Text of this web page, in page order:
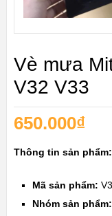
Vè mưa
V32 V33
650.000₫
Thông tin sản phẩm:
Mã sản phẩm:
Nhóm sản phẩm: